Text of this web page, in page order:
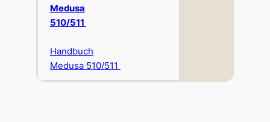
Medusa
510/511
Handbuch
Medusa 510/511